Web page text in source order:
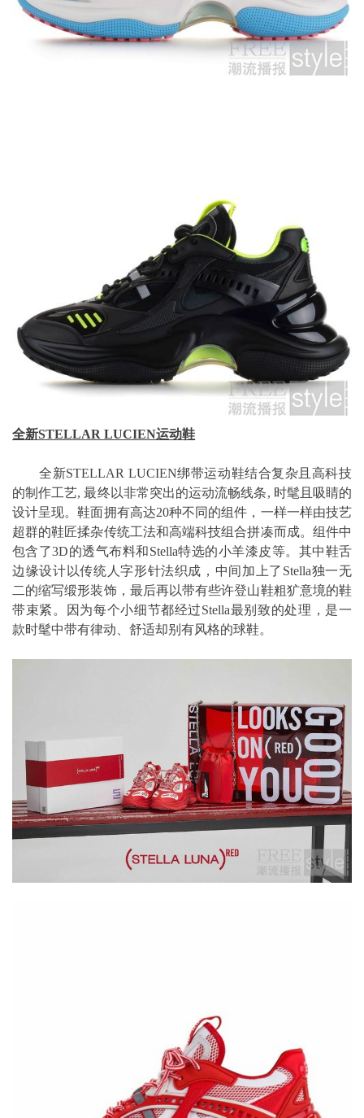
全新STELLAR LUCIEN运动鞋
全新STELLAR LUCIEN绑带运动鞋结合复杂且高科技
的制作工艺, 最终以非常突出的运动流畅线条, 时髦且吸睛的
设计呈现。鞋面拥有高达20种不同的组件，一样一样由技艺
超群的鞋匠揉杂传统工法和高端科技组合拼凑而成。组件中
包含了3D的透气布料和Stella特选的小羊漆皮等。其中鞋舌
边缘设计以传统人字形针法织成，中间加上了Stella独一无
二的缩写缎形装饰，最后再以带有些许登山鞋粗犷意境的鞋
带束紧。因为每个小细节都经过Stella最别致的处理，是一
款时髦中带有律动、舒适却别有风格的球鞋。